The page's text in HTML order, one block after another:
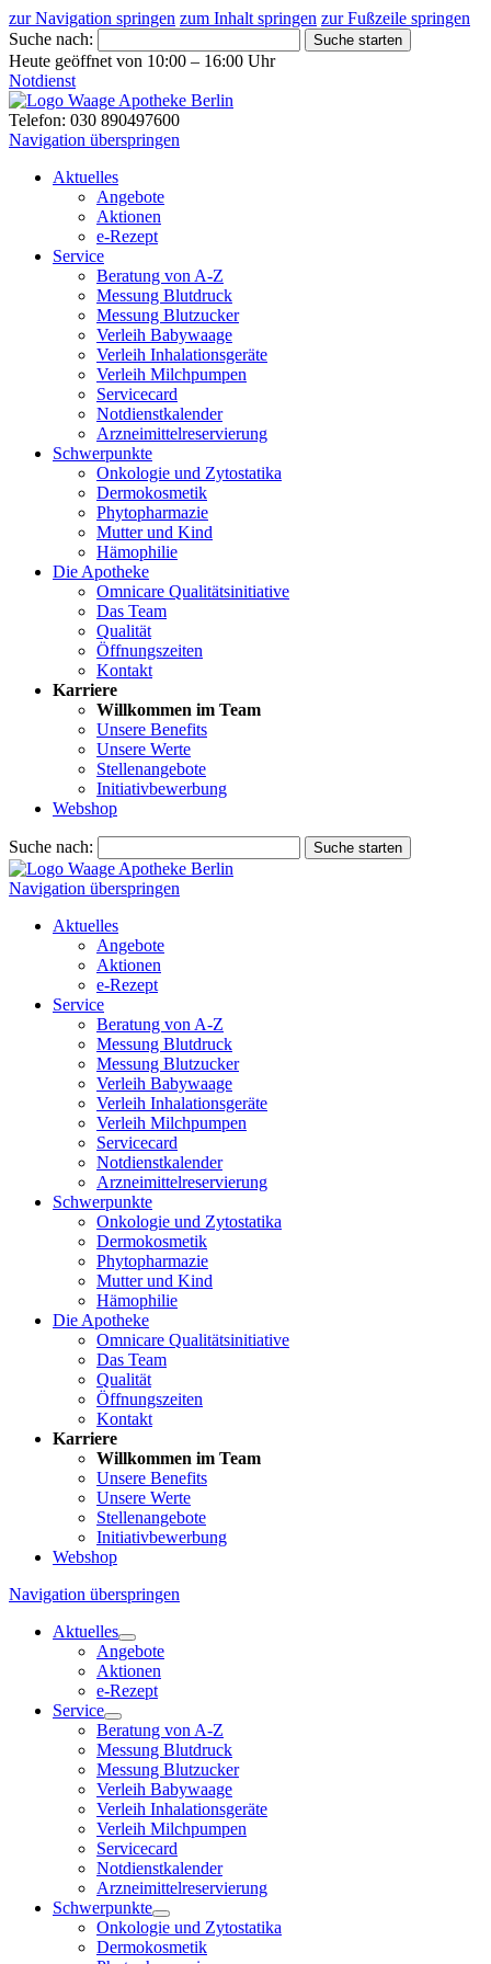
zur Navigation springen zum Inhalt springen zur Fußzeile springen
Suche nach:
Suche starten
Heute geöffnet von 10:00 – 16:00 Uhr
Notdienst
Telefon: 030 890497600
Navigation überspringen
Aktuelles
Angebote
Aktionen
e-Rezept
Service
Beratung von A-Z
Messung Blutdruck
Messung Blutzucker
Verleih Babywaage
Verleih Inhalationsgeräte
Verleih Milchpumpen
Servicecard
Notdienstkalender
Arzneimittelreservierung
Schwerpunkte
Onkologie und Zytostatika
Dermokosmetik
Phytopharmazie
Mutter und Kind
Hämophilie
Die Apotheke
Omnicare Qualitätsinitiative
Das Team
Qualität
Öffnungszeiten
Kontakt
Karriere
Willkommen im Team
Unsere Benefits
Unsere Werte
Stellenangebote
Initiativbewerbung
Webshop
Suche nach: Suche starten
Navigation überspringen
Aktuelles
Angebote
Aktionen
e-Rezept
Service
Beratung von A-Z
Messung Blutdruck
Messung Blutzucker
Verleih Babywaage
Verleih Inhalationsgeräte
Verleih Milchpumpen
Servicecard
Notdienstkalender
Arzneimittelreservierung
Schwerpunkte
Onkologie und Zytostatika
Dermokosmetik
Phytopharmazie
Mutter und Kind
Hämophilie
Die Apotheke
Omnicare Qualitätsinitiative
Das Team
Qualität
Öffnungszeiten
Kontakt
Karriere
Willkommen im Team
Unsere Benefits
Unsere Werte
Stellenangebote
Initiativbewerbung
Webshop
Navigation überspringen
Aktuelles
Angebote
Aktionen
e-Rezept
Service
Beratung von A-Z
Messung Blutdruck
Messung Blutzucker
Verleih Babywaage
Verleih Inhalationsgeräte
Verleih Milchpumpen
Servicecard
Notdienstkalender
Arzneimittelreservierung
Schwerpunkte
Onkologie und Zytostatika
Dermokosmetik